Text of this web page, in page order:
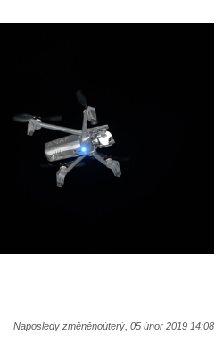
Naposledy změněnoúterý, 05 únor 2019 14:08